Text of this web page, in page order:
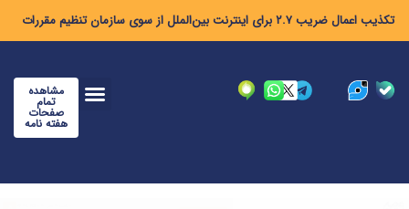
تکذیب اعمال ضریب ۲.۷ برای اینترنت بین‌الملل از سوی سازمان تنظیم مقررات
مشاهده
تمام
صفحات
هفته نامه